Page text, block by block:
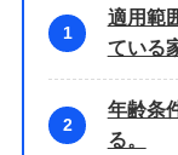
1
適用範
ている
2
年齢条
る。